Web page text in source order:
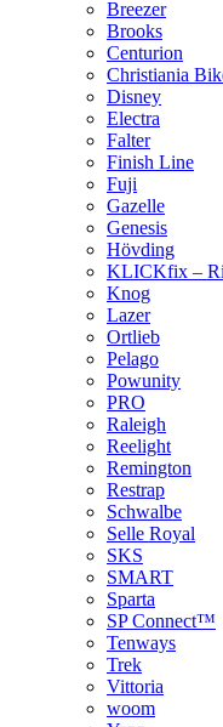
Breezer
Brooks
Centurion
Christiania
Disney
Electra
Falter
Finish Line
Fuji
Gazelle
Genesis
Hövding
KLICKfix –
Knog
Lazer
Ortlieb
Pelago
Powunity
PRO
Raleigh
Reelight
Remington
Restrap
Schwalbe
Selle Royal
SKS
SMART
Sparta
SP Connect™
Tenways
Trek
Vittoria
woom